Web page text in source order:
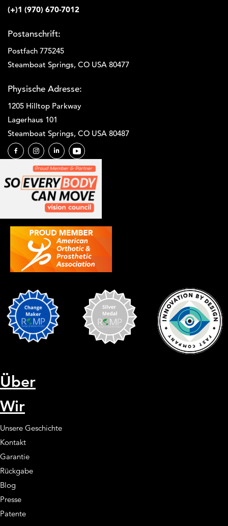
(+)1 (970) 670-7012
Postanschrift:
Postfach 775245
Steamboat Springs, CO USA 80477
Physische Adresse:
1205 Hilltop Parkway
Lagerhaus 101
Steamboat Springs, CO USA 80487
Über
Wir
Unsere Geschichte
Kontakt
Garantie
Rückgabe
Blog
Presse
Patente